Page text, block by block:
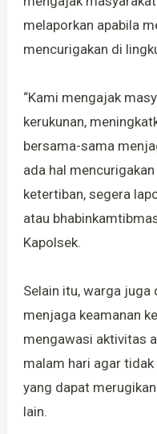
melaporkan apabila
mencurigakan di
“Kami mengajak
kerukunan,
bersama-sama
ada hal
ketertiban, segera
atau
Kapolsek.
Selain itu, warga juga
menjaga keamanan
mengawasi aktivitas
malam hari agar
yang dapat
lain.